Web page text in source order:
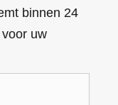
binnen 24
uw